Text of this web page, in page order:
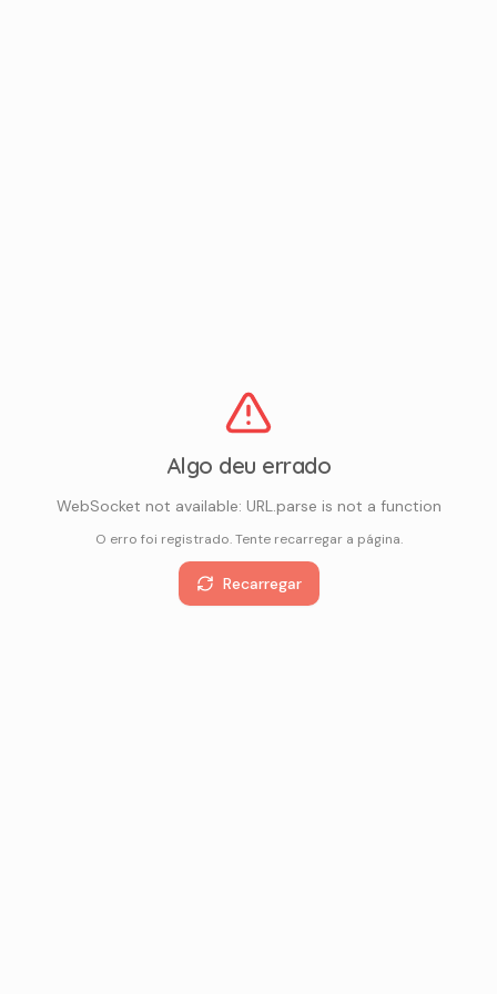
Algo deu errado
WebSocket not available: URL.parse is not a function
O erro foi registrado. Tente recarregar a página.
Recarregar